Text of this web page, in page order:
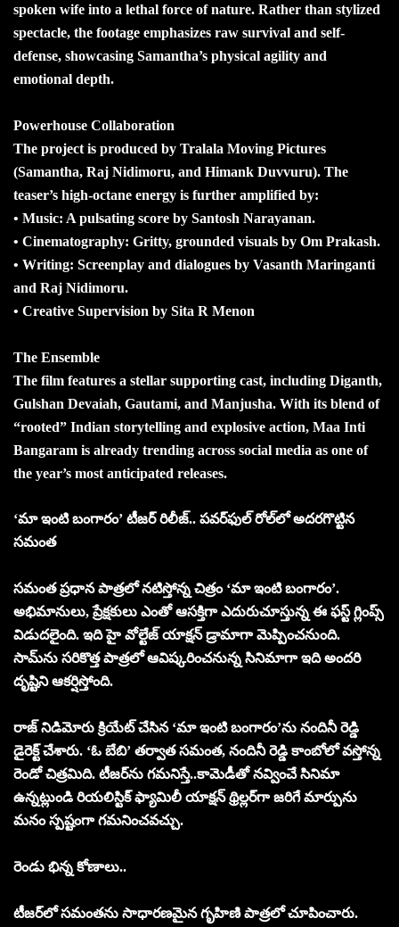
spoken wife into a lethal force of nature. Rather than stylized
spectacle, the footage emphasizes raw survival and self-
defense, showcasing Samantha’s physical agility and
emotional depth.
Powerhouse Collaboration
The project is produced by Tralala Moving Pictures
(Samantha, Raj Nidimoru, and Himank Duvvuru). The
teaser’s high-octane energy is further amplified by:
• Music: A pulsating score by Santosh Narayanan.
• Cinematography: Gritty, grounded visuals by Om Prakash.
• Writing: Screenplay and dialogues by Vasanth Maringanti
and Raj Nidimoru.
• ⁠Creative Supervision by Sita R Menon
The Ensemble
The film features a stellar supporting cast, including Diganth,
Gulshan Devaiah, Gautami, and Manjusha. With its blend of
“rooted” Indian storytelling and explosive action, Maa Inti
Bangaram is already trending across social media as one of
the year’s most anticipated releases.
‘మా ఇంటి బంగారం’ టీజర్ రిలీజ్.. పవర్‌ఫుల్ రోల్‌లో అద‌ర‌గొట్టిన
స‌మంత‌
స‌మంత ప్ర‌ధాన పాత్ర‌లో న‌టిస్తోన్న చిత్రం ‘మా ఇంటి బంగారం’.
అభిమానులు, ప్రేక్ష‌కులు ఎంతో ఆసక్తిగా ఎదురుచూస్తున్న ఈ ఫస్ట్ గ్లింప్స్
విడుదలైంది. ఇది హై వోల్టేజ్ యాక్షన్ డ్రామాగా మెప్పించ‌నుంది.
సామ్‌ను స‌రికొత్త పాత్ర‌లో ఆవిష్క‌రించ‌నున్న సినిమాగా ఇది అంద‌రి
దృష్టిని ఆక‌ర్షిస్తోంది.
రాజ్ నిడిమోరు క్రియేట్ చేసిన ‘మా ఇంటి బంగారం’ను నందినీ రెడ్డి
డైరెక్ట్ చేశారు. ‘ఓ బేబి’ తర్వాత సమంత, నందినీ రెడ్డి కాంబోలో వస్తోన్న
రెండో చిత్రమిది. టీజర్‌ను గమనిస్తే..కామెడీతో నవ్వించే సినిమా
ఉన్నట్లుండి రియలిస్టిక్ ఫ్యామిలీ యాక్షన్ థ్రిల్లర్‌గా జ‌రిగే మార్పును
మ‌నం స్ప‌ష్టంగా గ‌మ‌నించ‌వ‌చ్చు.
రెండు భిన్న కోణాలు..
టీజర్‌లో స‌మంత‌ను సాధార‌ణ‌మైన గృహిణి పాత్ర‌లో చూపించారు.